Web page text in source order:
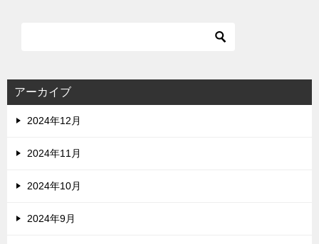
アーカイブ
2024年12月
2024年11月
2024年10月
2024年9月